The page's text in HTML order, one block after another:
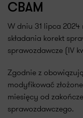
CBAM
W dniu 31 lipca 2024
składania korekt
sprawozdawcze (IV
Zgodnie z
modyfikować
miesięcy od
sprawozdawczego.